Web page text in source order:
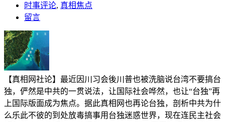
时事评论, 真相焦点
留言
【真相网社论】最近因川习会後川普也被洗脑说台湾不要搞台
独，俨然是中共的一贯说法，让国际社会哗然，也让“台独”再
上国际版面成为焦点。据此真相网也再论台独，剖析中共为什
么乐此不彼的到处放毒搞事用台独迷惑世界，现在连民主社会